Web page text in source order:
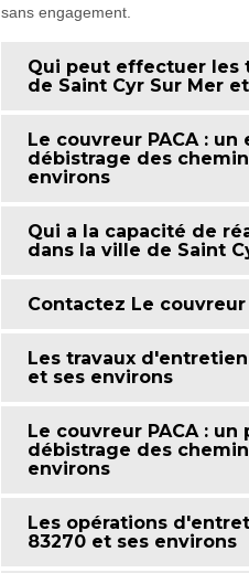
sans engagement.
Qui peut effectuer les
de Saint Cyr Sur Mer
Le couvreur PACA :
débistrage des
environs
Qui a la capacité de
dans la ville de Saint
Contactez Le
Les travaux
et ses environs
Le couvreur PACA :
débistrage des
environs
Les opérations
83270 et ses environs